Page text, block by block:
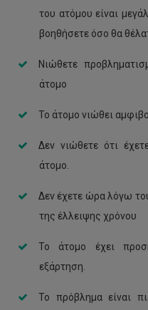
του ατόμου είναι
βοηθήσετε όσο θα
Νιώθετε
άτομο
Το άτομο νιώθει
Δεν νιώθετε ότι
άτομο.
Δεν έχετε ώρα λόγω
της έλλειψης χρόνου
Το άτομο έχει
εξάρτηση.
Το πρόβλημα είναι